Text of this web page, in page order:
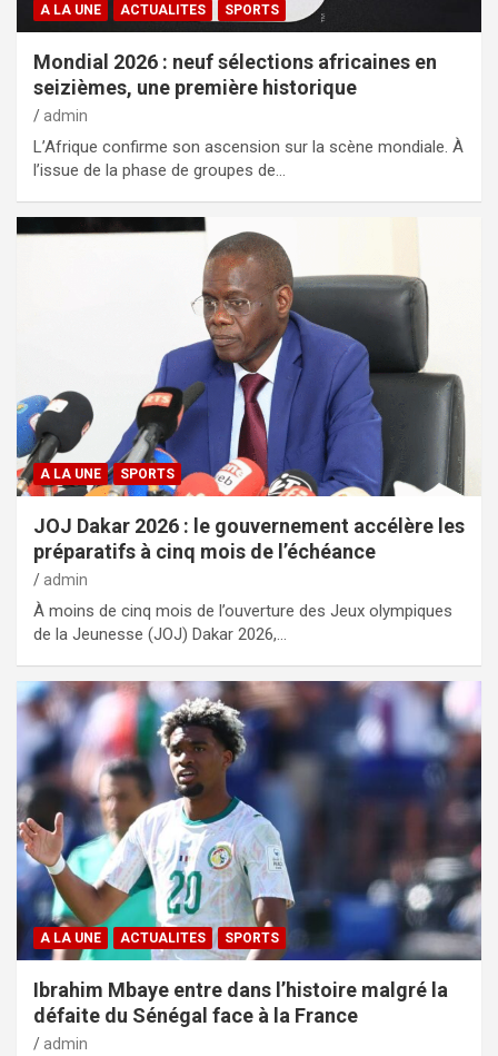
A LA UNE ACTUALITES SPORTS
Mondial 2026 : neuf sélections africaines en
seizièmes, une première historique
admin
L’Afrique confirme son ascension sur la scène mondiale. À
l’issue de la phase de groupes de…
A LA UNE SPORTS
JOJ Dakar 2026 : le gouvernement accélère les
préparatifs à cinq mois de l’échéance
admin
À moins de cinq mois de l’ouverture des Jeux olympiques
de la Jeunesse (JOJ) Dakar 2026,…
A LA UNE ACTUALITES SPORTS
Ibrahim Mbaye entre dans l’histoire malgré la
défaite du Sénégal face à la France
admin